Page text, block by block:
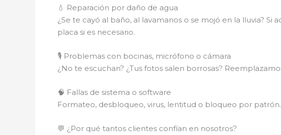
💧 Reparación por daño de agua
¿Se te cayó al baño, al lavamanos o se mojó en la lluvia? Si
placa si es necesario.
🎙️ Problemas con bocinas, micrófono o cámara
¿No te escuchan? ¿Tus fotos salen borrosas?
🧠 Fallas de sistema o software
Formateo, desbloqueo, virus, lentitud o bloqueo por
💬 ¿Por qué tantos clientes confían en nosotros?